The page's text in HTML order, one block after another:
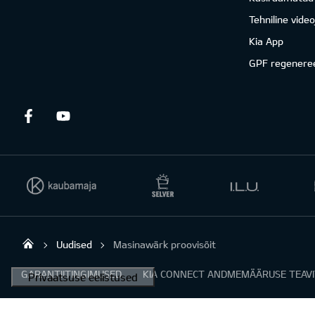
Tehniline
Kia App
GPF
Facebook
Viking Motors - Kia müük, hooldus ja
Uudised Masinawärk proovisõit
GARANTIITINGIMUSED KIA CONNECT ANDMEMÄÄRUSE